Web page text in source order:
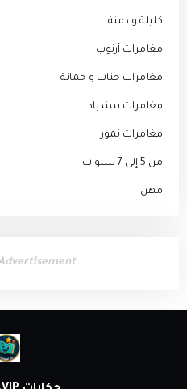
كليلة و دمنة
مغامرات أرنوب
مغامرات جنات و جمانة
مغامرات سندباد
مغامرات نمور
من 5 إلى 7 سنوات
مهن